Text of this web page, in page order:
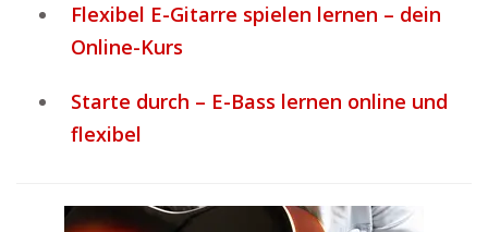
Flexibel E-Gitarre spielen lernen – dein
Online-Kurs
Starte durch – E-Bass lernen online und
flexibel